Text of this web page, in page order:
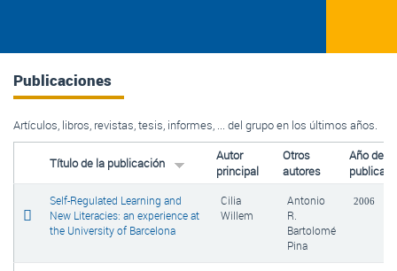
Publicaciones
Artículos, libros, revistas, tesis, informes, ... del grupo en los últimos años.
Título de la publicación
Autor
principal
Otros
autores
Año de
Self-Regulated Learning and
New Literacies: an experience at
the University of Barcelona
Cilia
Willem
Antonio
R.
Bartolomé
Pina
2006